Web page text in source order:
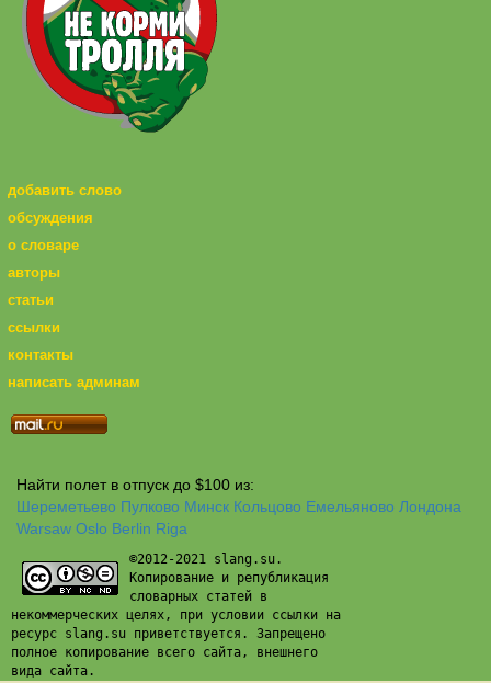
добавить слово
обсуждения
о словаре
авторы
статьи
ссылки
контакты
написать админам
Найти полет в отпуск до $100 из:
Шереметьево Пулково Минск Кольцово Емельяново Лондона
Warsaw Oslo Berlin Riga
©2012-2021 slang.su.
Копирование и републикация
словарных статей в
некоммерческих целях, при условии ссылки на
ресурс slang.su приветствуется. Запрещено
полное копирование всего сайта, внешнего
вида сайта.